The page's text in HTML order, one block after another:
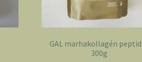
GAL marhakollagén
300g